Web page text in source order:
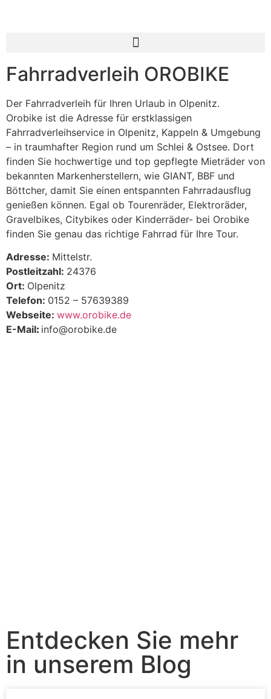
Fahrradverleih OROBIKE
Der Fahrradverleih für Ihren Urlaub in Olpenitz.
Orobike ist die Adresse für erstklassigen
Fahrradverleihservice in Olpenitz, Kappeln & Umgebung
– in traumhafter Region rund um Schlei & Ostsee. Dort
finden Sie hochwertige und top gepflegte Mieträder von
bekannten Markenherstellern, wie GIANT, BBF und
Böttcher, damit Sie einen entspannten Fahrradausflug
genießen können. Egal ob Tourenräder, Elektroräder,
Gravelbikes, Citybikes oder Kinderräder- bei Orobike
finden Sie genau das richtige Fahrrad für Ihre Tour.
Adresse: Mittelstr.
Postleitzahl: 24376
Ort: Olpenitz
Telefon: 0152 – 57639389
Webseite: www.orobike.de
E-Mail: info@orobike.de
Entdecken Sie mehr
in unserem Blog